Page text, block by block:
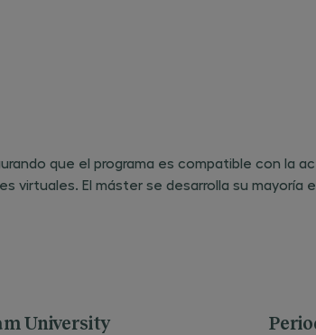
que el programa es compatible con la
virtuales. El máster se desarrolla su mayoría
University